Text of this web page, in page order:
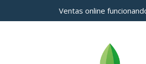
Ventas online